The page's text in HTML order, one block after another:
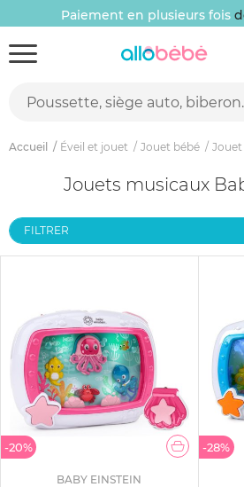
Paiement en plusieurs fois
Accueil Éveil et jouet Jouet bébé Jouet
Jouets musicaux
FILTRER
-20%
BABY EINSTEIN
-28%